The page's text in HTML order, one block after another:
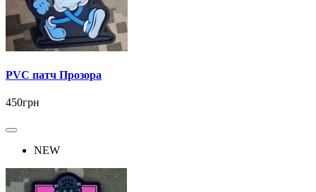
PVC патч Прозора
450грн
NEW